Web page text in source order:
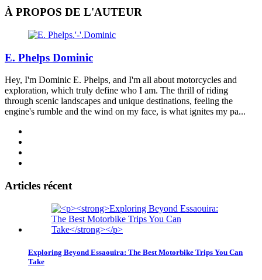
À PROPOS DE L'AUTEUR
E. Phelps Dominic
Hey, I'm Dominic E. Phelps, and I'm all about motorcycles and
exploration, which truly define who I am. The thrill of riding
through scenic landscapes and unique destinations, feeling the
engine's rumble and the wind on my face, is what ignites my pa...
Articles récent
Exploring Beyond Essaouira: The Best Motorbike Trips You Can
Take